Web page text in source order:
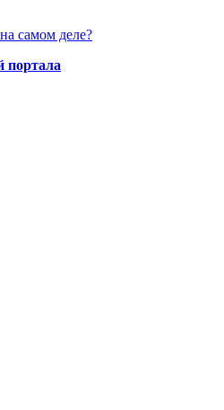
самом деле?
портала